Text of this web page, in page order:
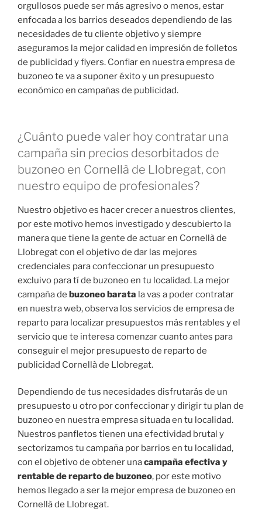
orgullosos puede ser más agresivo o menos, estar
enfocada a los barrios deseados dependiendo de las
necesidades de tu cliente objetivo y siempre
aseguramos la mejor calidad en impresión de folletos
de publicidad y flyers. Confiar en nuestra empresa de
buzoneo te va a suponer éxito y un presupuesto
económico en campañas de publicidad.
¿Cuánto puede valer hoy contratar una
campaña sin precios desorbitados de
buzoneo en Cornellà de Llobregat, con
nuestro equipo de profesionales?
Nuestro objetivo es hacer crecer a nuestros clientes,
por este motivo hemos investigado y descubierto la
manera que tiene la gente de actuar en Cornellà de
Llobregat con el objetivo de dar las mejores
credenciales para confeccionar un presupuesto
excluivo para tí de buzoneo en tu localidad. La mejor
campaña de buzoneo barata la vas a poder contratar
en nuestra web, observa los servicios de empresa de
reparto para localizar presupuestos más rentables y el
servicio que te interesa comenzar cuanto antes para
conseguir el mejor presupuesto de reparto de
publicidad Cornellà de Llobregat.
Dependiendo de tus necesidades disfrutarás de un
presupuesto u otro por confeccionar y dirigir tu plan de
buzoneo en nuestra empresa situada en tu localidad.
Nuestros panfletos tienen una efectividad brutal y
sectorizamos tu campaña por barrios en tu localidad,
con el objetivo de obtener unacampaña efectiva y
rentable de reparto de buzoneo, por este motivo
hemos llegado a ser la mejor empresa de buzoneo en
Cornellà de Llobregat.